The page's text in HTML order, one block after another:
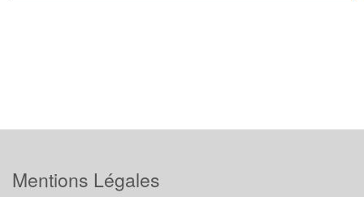
Mentions Légales